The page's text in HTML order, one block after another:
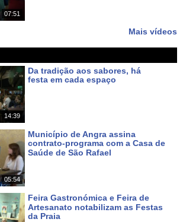
07:51
Mais vídeos
14:39
Da tradição aos sabores, há
festa em cada espaço
05:54
Município de Angra assina
contrato-programa com a Casa de
Saúde de São Rafael
Feira Gastronómica e Feira de
Artesanato notabilizam as Festas
da Praia